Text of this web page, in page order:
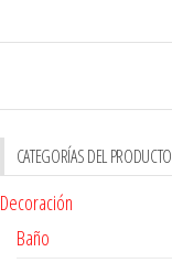
CATEGORÍAS DEL PRODUCTO
Decoración
Baño